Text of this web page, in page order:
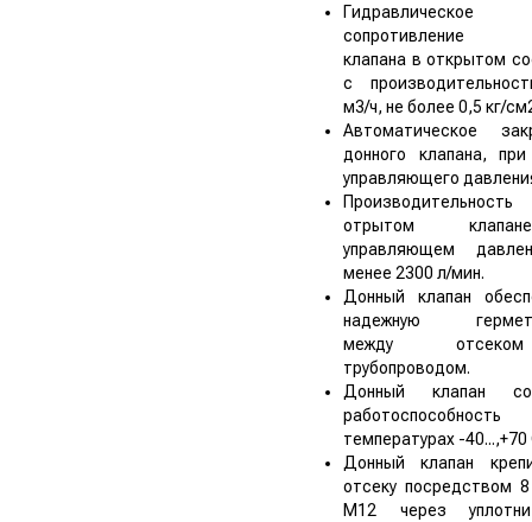
Гидравлическое
сопротивление
клапана в открытом
с
м3/ч, не более 0,5 кг/
Автоматическое
донного клапана,
управляющего
отрытом
управляющем
менее 2300 л/мин.
Донный клапан
надежную
между
трубопроводом.
Донный клапан
температурах -40...,+70
Донный клапан
отсеку посредством
М12 через